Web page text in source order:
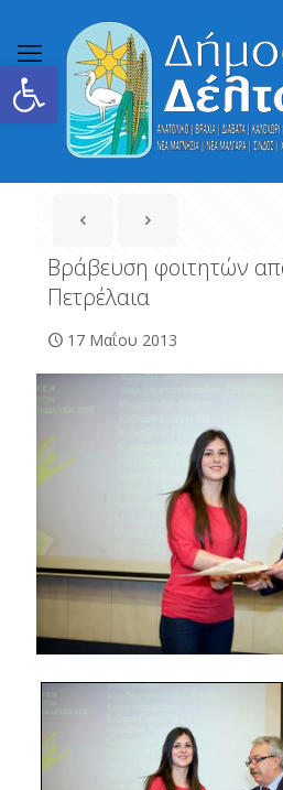
Ανοίξτε τη γραμμή εργαλείων
Βράβευση φοιτητών
Πετρέλαια
17 Μαΐου 2013